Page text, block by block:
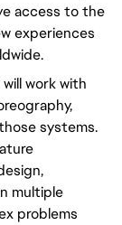
access to the
experiences
work with
systems.
multiple
problems